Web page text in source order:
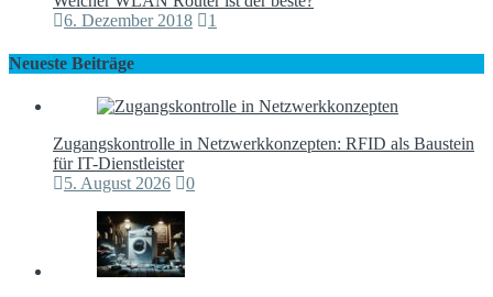
6. Dezember 2018
1
Neueste Beiträge
Zugangskontrolle in Netzwerkkonzepten: RFID als Baustein
für IT-Dienstleister
5. August 2026
0